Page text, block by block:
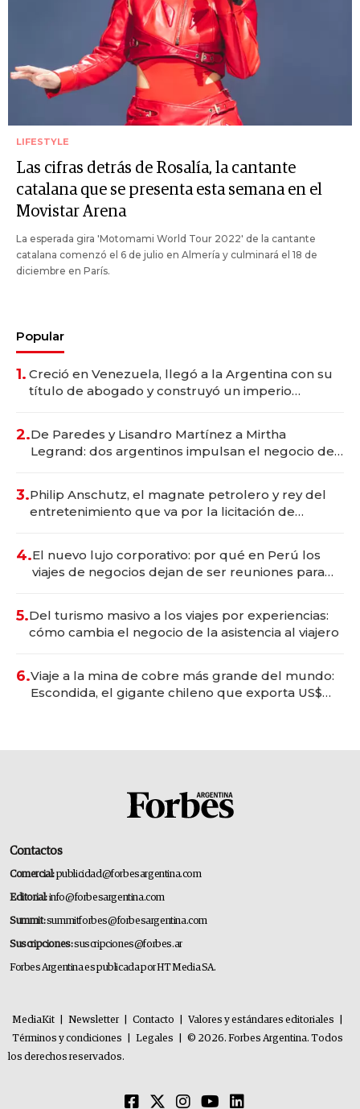
LIFESTYLE
Las cifras detrás de Rosalía, la cantante
catalana que se presenta esta semana en el
Movistar Arena
La esperada gira 'Motomami World Tour 2022' de la cantante
catalana comenzó el 6 de julio en Almería y culminará el 18 de
diciembre en París.
Popular
1. Creció en Venezuela, llegó a la Argentina con su
título de abogado y construyó un imperio
2.De Paredes y Lisandro Martínez a Mirtha
Legrand: dos argentinos impulsan el negocio del
3.Philip Anschutz, el magnate petrolero y rey del
entretenimiento que va por la licitación de
4.El nuevo lujo corporativo: por qué en Perú los
viajes de negocios dejan de ser reuniones para
5.Del turismo masivo a los viajes por experiencias:
cómo cambia el negocio de la asistencia al viajero
6.Viaje a la mina de cobre más grande del mundo:
Escondida, el gigante chileno que exporta US$
Contactos
Comercial:publicidad@forbesargentina.com
Editorial:info@forbesargentina.com
Summit:summitforbes@forbesargentina.com
Suscripciones:suscripciones@forbes.ar
Forbes Argentina es publicada por HT Media SA.
MediaKit Newsletter Contacto Valores y estándares editoriales
Términos y condiciones
Legales
© 2026. Forbes Argentina. Todos
los derechos reservados.